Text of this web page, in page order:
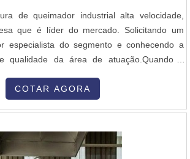
de queimador industrial alta velocidade,
que é líder do mercado. Solicitando um
especialista do segmento e conhecendo a
qualidade da área de atuação.Quando a
Queimadores Industriais o cliente
com atendimento a indústrias de
COTAR AGORA